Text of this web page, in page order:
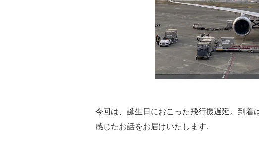
今回は、誕生日におこった飛行機遅延。到着
感じたお話をお届けいたします。